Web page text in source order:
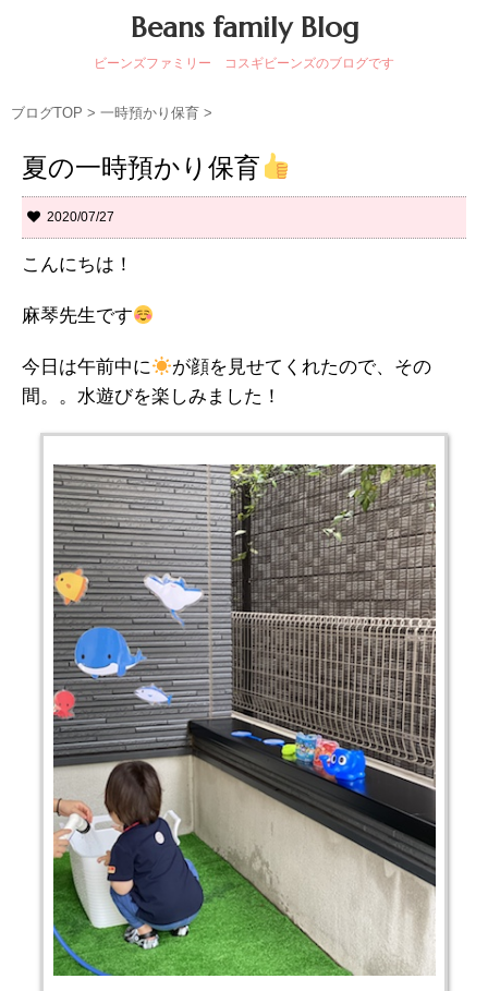
Beans family Blog
ビーンズファミリー コスギビーンズのブログです
ブログTOP > 一時預かり保育 >
夏の一時預かり保育
2020/07/27
こんにちは！
麻琴先生です
今日は午前中に
が顔を見せてくれたので、その
間。。水遊びを楽しみました！